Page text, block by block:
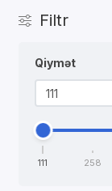
Filtr
Qiymət
111 258